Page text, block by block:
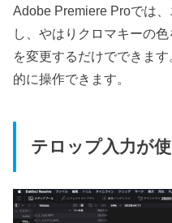
Adobe Premiere Proでは
し、やはりクロマキーの
を変更するだけでできま
的に操作できます。
テロップ入力が